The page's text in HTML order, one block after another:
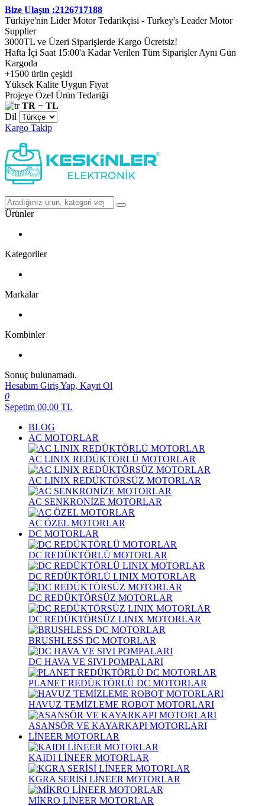
Bize Ulaşın :2126717188
Türkiye'nin Lider Motor Tedarikçisi - Turkey's Leader Motor
Supplier
3000TL ve Üzeri Siparişlerde Kargo Ücretsiz!
Hafta İçi Saat 15:00'a Kadar Verilen Tüm Siparişler Aynı Gün
Kargoda
+1500 ürün çeşidi
Yüksek Kalite Uygun Fiyat
Projeye Özel Ürün Tedariği
TR − TL
Dil
Kargo Takip
Ürünler
Kategoriler
Markalar
Kombinler
Sonuç bulunamadı.
Hesabım Giriş Yap, Kayıt Ol
0
Sepetim 00,00 TL
BLOG
AC MOTORLAR
AC LINIX REDÜKTÖRLÜ MOTORLAR
AC LINIX REDÜKTÖRSÜZ MOTORLAR
AC SENKRONİZE MOTORLAR
AC ÖZEL MOTORLAR
DC MOTORLAR
DC REDÜKTÖRLÜ MOTORLAR
DC REDÜKTÖRLÜ LINIX MOTORLAR
DC REDÜKTÖRSÜZ MOTORLAR
DC REDÜKTÖRSÜZ LINIX MOTORLAR
BRUSHLESS DC MOTORLAR
DC HAVA VE SIVI POMPALARI
PLANET REDÜKTÖRLÜ DC MOTORLAR
HAVUZ TEMİZLEME ROBOT MOTORLARI
ASANSÖR VE KAYARKAPI MOTORLARI
LİNEER MOTORLAR
KAIDI LİNEER MOTORLAR
KGRA SERİSİ LİNEER MOTORLAR
MİKRO LİNEER MOTORLAR